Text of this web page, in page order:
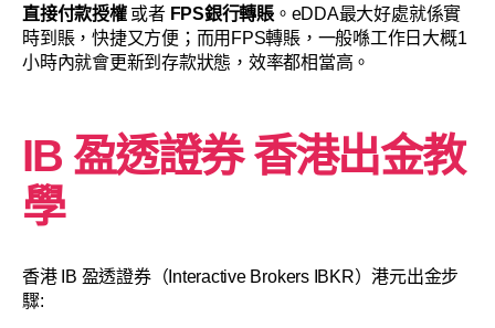
直接付款授權或者 FPS銀行轉賬。eDDA最大好處就係實
時到賬，快捷又方便；而用FPS轉賬，一般喺工作日大概1
小時內就會更新到存款狀態，效率都相當高。
IB 盈透證券 香港出金教
學
香港 IB 盈透證券（Interactive Brokers IBKR）港元出金步
驟: